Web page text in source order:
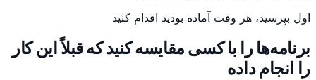
اول بپرسید، هر وقت آماده بودید اقدام کنید
برنامه‌ها را با کسی مقایسه کنید که قبلاً این کار
را انجام داده